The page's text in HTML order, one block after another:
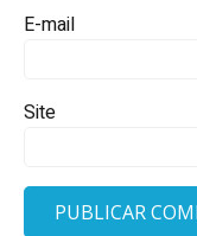
E-mail
Site